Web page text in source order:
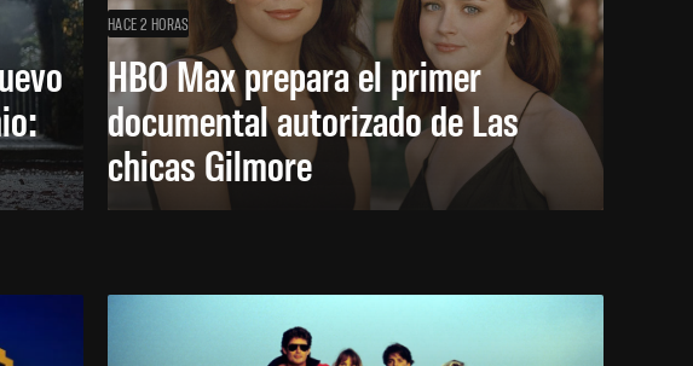
HACE 2 HORAS
HBO Max prepara el primer
documental autorizado de Las
chicas Gilmore